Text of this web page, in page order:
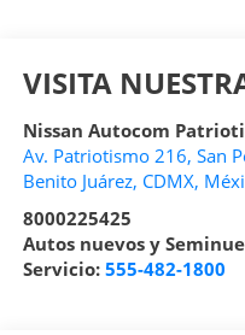
VISITA
Nissan Autocom
Av. Patriotismo 216, San
Benito Juárez, CDMX,
8000225425
Autos nuevos y
Servicio: 555-482-1800